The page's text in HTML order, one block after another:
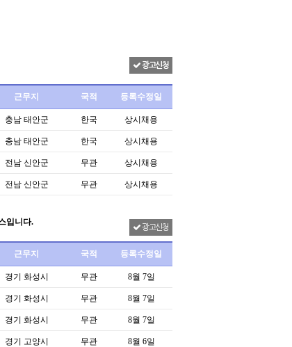
광고신청
근무지 국적 등록수정일
충남 태안군 한국 상시채용
충남 태안군 한국 상시채용
전남 신안군 무관 상시채용
전남 신안군 무관 상시채용
입니다.
광고신청
근무지 국적 등록수정일
경기 화성시 무관 8월 7일
경기 화성시 무관 8월 7일
경기 화성시 무관 8월 7일
경기 고양시 무관 8월 6일